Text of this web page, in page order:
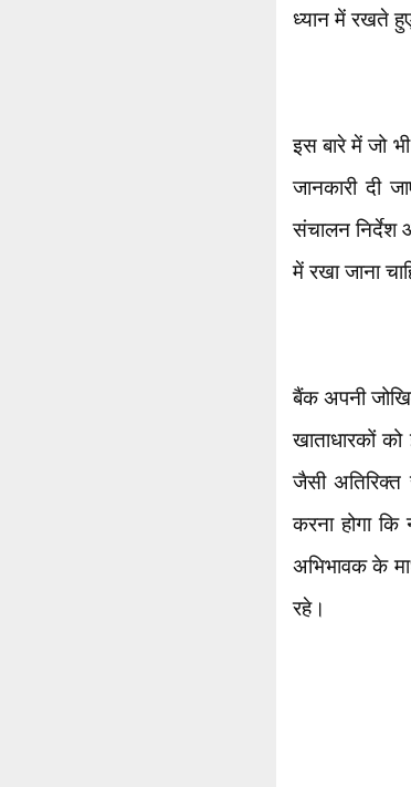
ध्यान में रखते
इस बारे में जो
जानकारी दी
संचालन निर्देश
में रखा जाना
बैंक अपनी
खाताधारकों
जैसी
करना होगा
अभिभावक के
रहे।